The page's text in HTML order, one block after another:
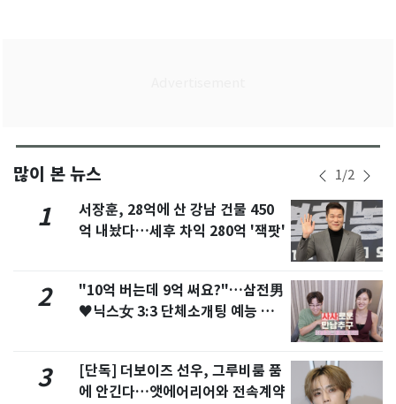
많이 본 뉴스 1/2
1
서장훈, 28억에 산 강남 건물 450
억 내놨다…세후 차익 280억 '잭팟'
2
"10억 버는데 9억 써요?"…삼전男
♥닉스女 3:3 단체소개팅 예능 화
3
[단독] 더보이즈 선우, 그루비룸 품
에 안긴다…앳에어리어와 전속계약